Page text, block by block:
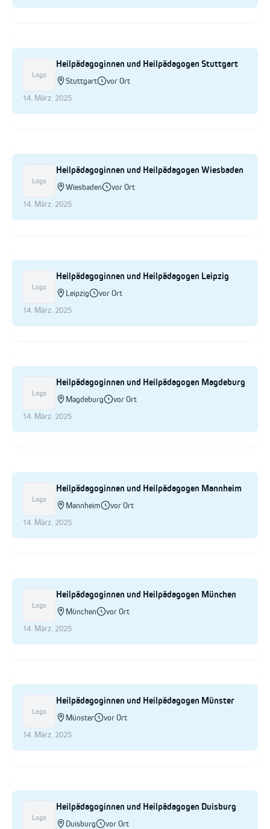
Logo
Heilpädagoginnen und Heilpädagogen Stuttgart
Stuttgart
vor Ort
14. März. 2025
Logo
Heilpädagoginnen und Heilpädagogen Wiesbaden
Wiesbaden
vor Ort
14. März. 2025
Logo
Heilpädagoginnen und Heilpädagogen Leipzig
Leipzig
vor Ort
14. März. 2025
Logo
Heilpädagoginnen und Heilpädagogen Magdeburg
Magdeburg
vor Ort
14. März. 2025
Logo
Heilpädagoginnen und Heilpädagogen Mannheim
Mannheim
vor Ort
14. März. 2025
Logo
Heilpädagoginnen und Heilpädagogen München
München
vor Ort
14. März. 2025
Logo
Heilpädagoginnen und Heilpädagogen Münster
Münster
vor Ort
14. März. 2025
Logo
Heilpädagoginnen und Heilpädagogen Duisburg
Duisburg
vor Ort